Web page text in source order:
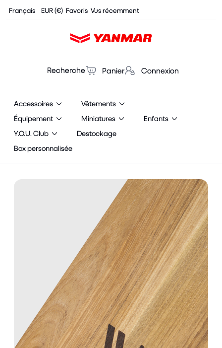
Cookies management panel
Français EUR (€) Favoris Vus récemment
Recherche Panier Connexion
Accessoires
Vêtements
Équipement
Miniatures
Enfants
Y.O.U. Club
Destockage
Box personnalisée